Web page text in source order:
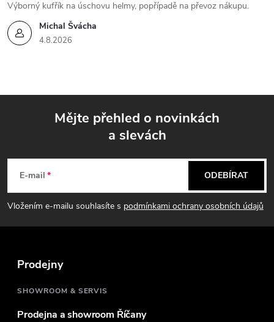
Michal Švácha
4.8.2026
Výborný kufřík na úschovu helmy, popřípadě na převoz nákupu.
p
a
Mějte přehled o novinkách
a slevách
E-mail
Vložením e-mailu souhlasíte s podmínkami ochrany osobních údajů
ODEBÍRAT
Prodejny
SHOWROOM & SERVIS
Prodejna a showroom Říčany